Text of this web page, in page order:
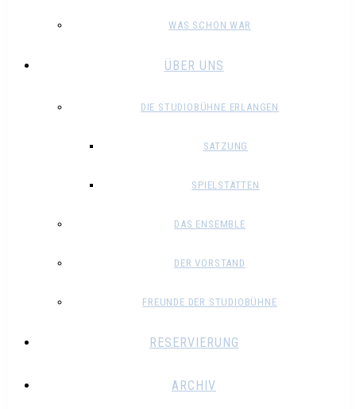
WAS SCHON WAR
ÜBER UNS
DIE STUDIOBÜHNE ERLANGEN
SATZUNG
SPIELSTÄTTEN
DAS ENSEMBLE
DER VORSTAND
FREUNDE DER STUDIOBÜHNE
RESERVIERUNG
ARCHIV